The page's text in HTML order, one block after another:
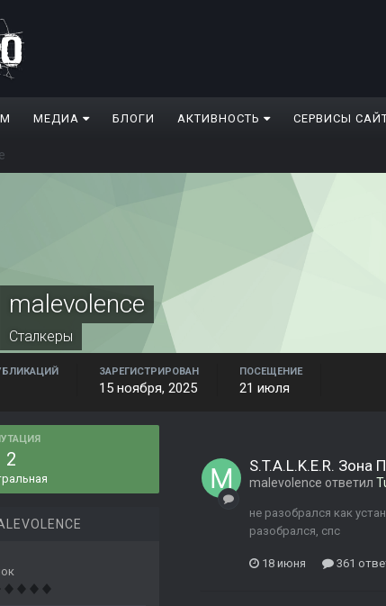
МЕДИА БЛОГИ АКТИВНОСТЬ СЕРВИСЫ
malevolence
Сталкеры
ЗАРЕГИСТРИРОВАН
15 ноября, 2025
ПОСЕЩЕНИЕ
21 июля
2 S.T.A.L.K.E.R. Зона
malevolence ответил
не разобрался как
разобрался, спс
18 июня 361